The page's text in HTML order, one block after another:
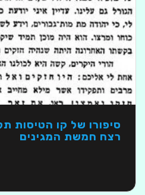
סיפורו של קו הטיסות
רצח חמשת המגינים